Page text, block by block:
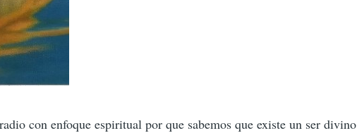
con enfoque espiritual por que sabemos que existe un ser